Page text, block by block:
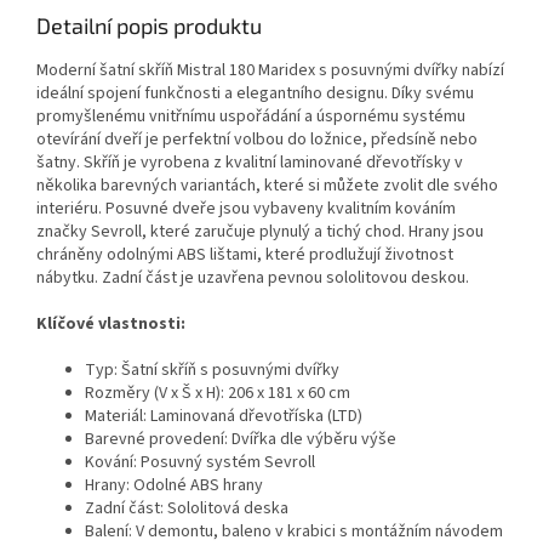
Detailní popis produktu
Moderní šatní skříň Mistral 180 Maridex s posuvnými dvířky nabízí
ideální spojení funkčnosti a elegantního designu. Díky svému
promyšlenému vnitřnímu uspořádání a úspornému systému
otevírání dveří je perfektní volbou do ložnice, předsíně nebo
šatny. Skříň je vyrobena z kvalitní laminované dřevotřísky v
několika barevných variantách, které si můžete zvolit dle svého
interiéru. Posuvné dveře jsou vybaveny kvalitním kováním
značky Sevroll, které zaručuje plynulý a tichý chod. Hrany jsou
chráněny odolnými ABS lištami, které prodlužují životnost
nábytku. Zadní část je uzavřena pevnou sololitovou deskou.
Klíčové vlastnosti:
Typ: Šatní skříň s posuvnými dvířky
Rozměry (V x Š x H): 206 x 181 x 60 cm
Materiál: Laminovaná dřevotříska (LTD)
Barevné provedení: Dvířka dle výběru výše
Kování: Posuvný systém Sevroll
Hrany: Odolné ABS hrany
Zadní část: Sololitová deska
Balení: V demontu, baleno v krabici s montážním návodem